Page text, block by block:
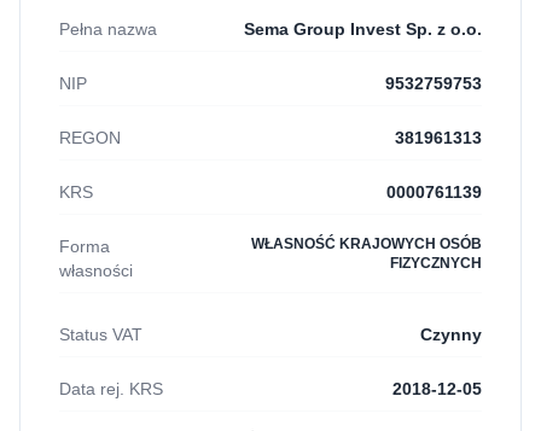
Pełna nazwa Sema Group Invest Sp. z o.o.
NIP 9532759753
REGON 381961313
KRS 0000761139
Forma
własności
WŁASNOŚĆ KRAJOWYCH OSÓB
FIZYCZNYCH
Status VAT Czynny
Data rej. KRS 2018-12-05